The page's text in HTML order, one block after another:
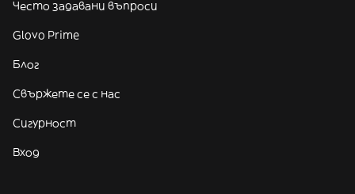
Често задавани въпроси
Glovo Prime
Блог
Свържете се с нас
Сигурност
Вход